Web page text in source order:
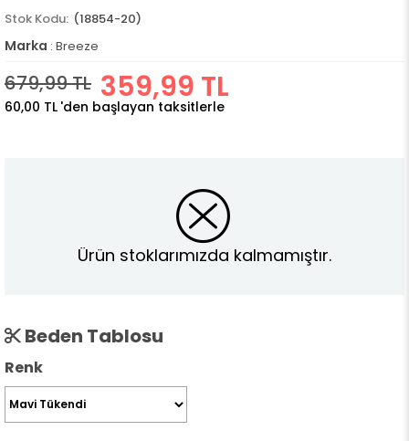
(18854-20)
Marka : Breeze
679,99 TL 359,99 TL
60,00 TL 'den başlayan taksitlerle
Ürün stoklarımızda kalmamıştır.
Beden Tablosu
Renk